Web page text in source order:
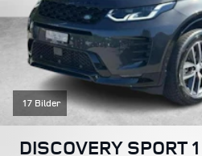
17 Bilder
DISCOVERY SPORT